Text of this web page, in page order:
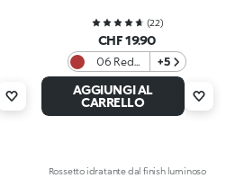
(22)
CHF 19.90
06 Red
Obsession
+5
AGGIUNGI AL
CARRELLO
Rossetto idratante dal finish luminoso